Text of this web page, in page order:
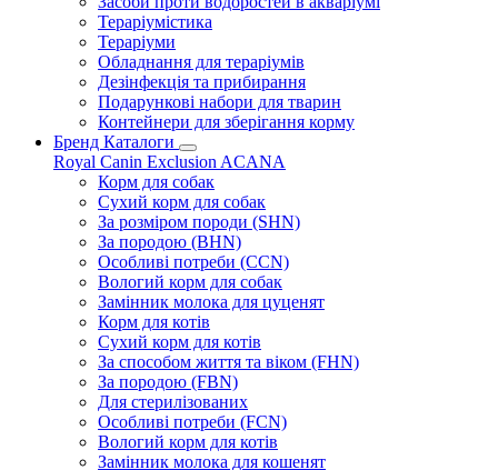
Тераріумістика
Тераріуми
Обладнання для тераріумів
Дезінфекція та прибирання
Подарункові набори для тварин
Контейнери для зберігання корму
Бренд Каталоги
Royal Canin Exclusion ACANA
Корм для собак
Сухий корм для собак
За розміром породи (SHN)
За породою (BHN)
Особливі потреби (CCN)
Вологий корм для собак
Замінник молока для цуценят
Корм для котів
Сухий корм для котів
За способом життя та віком (FHN)
За породою (FBN)
Для стерилізованих
Особливі потреби (FCN)
Вологий корм для котів
Замінник молока для кошенят